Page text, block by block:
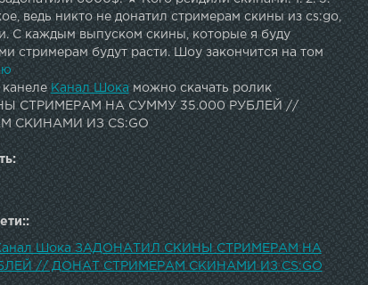
ведь никто не донатил стримерам скины из cs:go,
С каждым выпуском скины, которые я буду
стримерам будут расти. Шоу закончится на том
в третий раз DRAGON LORE какому-либо
реакции стримеров, смотрим ????=СЛЕДИ ЗА
ВК — ★ Группа ВКонтакте — ★ Профиль стим
— ★ Лайфхакерский тег — Дружище, меня зовут
Лайфхаки для ксго, патруль в cs:go, гайды
и ютуберами в кс, стримы по CS:GO и
Шока (◣_◢)
канеле Канал Шокаможно скачать ролик
СТРИМЕРАМ НА СУММУ 35.000 РУБЛЕЙ //
СКИНАМИ ИЗ CS:GO
Канал Шока ЗАДОНАТИЛ СКИНЫ СТРИМЕРАМ НА
// ДОНАТ СТРИМЕРАМ СКИНАМИ ИЗ CS:GO